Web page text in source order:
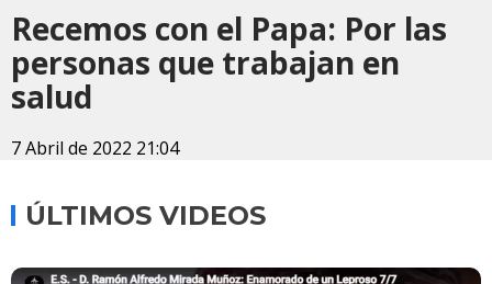
Recemos con el Papa: Por las
personas que trabajan en
salud
7 Abril de 2022 21:04
ÚLTIMOS VIDEOS